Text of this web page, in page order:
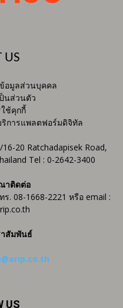
US
อมูลส่วนบุคคล
นส่วนตัว
ช้คุกกี้
การแพลตฟอร์มดิจิทัล
20 Ratchadapisek Road,
Tel : 0-2642-3400
าติดต่อ
08-1668-2221 หรือ email :
สัมพันธ์
US